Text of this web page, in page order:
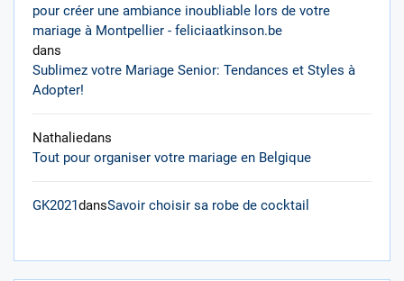
pour créer une ambiance inoubliable lors de votre
mariage à Montpellier - feliciaatkinson.be
dans
Sublimez votre Mariage Senior: Tendances et Styles à
Adopter!
Nathaliedans
Tout pour organiser votre mariage en Belgique
GK2021dansSavoir choisir sa robe de cocktail